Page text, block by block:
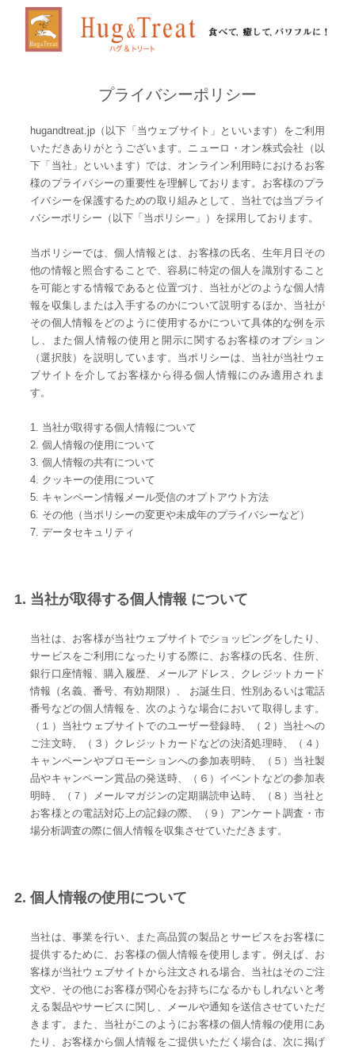
プライバシーポリシー
hugandtreat.jp（以下「当ウェブサイト」といいます）をご利用
いただきありがとうございます。ニューロ・オン株式会社（以
下「当社」といいます）では、オンライン利用時におけるお客
様のプライバシーの重要性を理解しております。お客様のプラ
イバシーを保護するための取り組みとして、当社では当プライ
バシーポリシー（以下「当ポリシー」）を採用しております。
当ポリシーでは、個人情報とは、お客様の氏名、生年月日その
他の情報と照合することで、容易に特定の個人を識別すること
を可能とする情報であると位置づけ、当社がどのような個人情
報を収集しまたは入手するのかについて説明するほか、当社が
その個人情報をどのように使用するかについて具体的な例を示
し、また個人情報の使用と開示に関するお客様のオプション
（選択肢）を説明しています。当ポリシーは、当社が当社ウェ
ブサイトを介してお客様から得る個人情報にのみ適用されま
す。
1. 当社が取得する個人情報について
2. 個人情報の使用について
3. 個人情報の共有について
4. クッキーの使用について
5. キャンペーン情報メール受信のオプトアウト方法
6. その他（当ポリシーの変更や未成年のプライバシーなど）
7. データセキュリティ
1. 当社が取得する個人情報 について
当社は、お客様が当社ウェブサイトでショッピングをしたり、
サービスをご利用になったりする際に、お客様の氏名、住所、
銀行口座情報、購入履歴、メールアドレス、クレジットカード
情報（名義、番号、有効期限）、 お誕生日、性別あるいは電話
番号などの個人情報を、次のような場合において取得します。
（１）当社ウェブサイトでのユーザー登録時、（２）当社への
ご注文時、（３）クレジットカードなどの決済処理時、（４）
キャンペーンやプロモーションへの参加表明時、（５）当社製
品やキャンペーン賞品の発送時、（６）イベントなどの参加表
明時、（７）メールマガジンの定期購読申込時、（８）当社と
お客様との電話対応上の記録の際、（９）アンケート調査・市
場分析調査の際に個人情報を収集させていただきます。
2. 個人情報の使用について
当社は、事業を行い、また高品質の製品とサービスをお客様に
提供するために、お客様の個人情報を使用します。例えば、お
客様が当社ウェブサイトから注文される場合、当社はそのご注
文や、その他にお客様が関心をお持ちになるかもしれないと考
える製品やサービスに関し、メールや通知を送信させていただ
きます。また、当社がこのようにお客様の個人情報の使用にあ
たり、お客様から個人情報をご提供いただく場合は、次に掲げ